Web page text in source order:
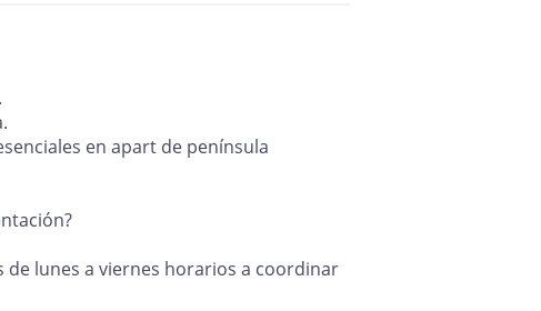
en apart de península
de lunes a viernes horarios a coordinar